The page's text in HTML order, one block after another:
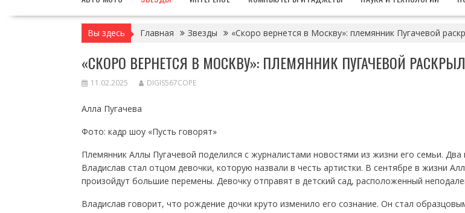
Вы здесь Главная Звезды «Скоро вернется в Москву»: племянник Пугачевой
«СКОРО ВЕРНЕТСЯ В МОСКВУ»: ПЛЕМЯННИК ПУГАЧЕВОЙ
11.02.2025 DIGIS567COPE
Алла Пугачева
Фото: кадр шоу «Пусть говорят»
Племянник Аллы Пугачевой поделился с журналистами новостями из жизни его семьи. Два
Владислав стал отцом девочки, которую назвали в честь артистки. В сентябре в жизни
произойдут большие перемены. Девочку отправят в детский сад, расположенный
Владислав говорит, что рождение дочки круто изменило его сознание. Он стал